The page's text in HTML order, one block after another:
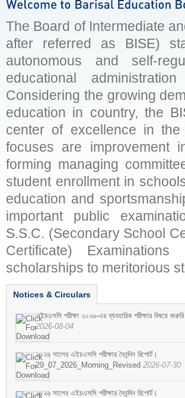
The Board of Intermediate
after referred as BISE)
autonomous and self-
educational
Considering the growing
education in country, the
center of excellence in
focuses are improvement
forming managing
student enrollment in
education and
important public
S.S.C. (Secondary School
Certificate)
scholarships to meritorious
Notices & Circulars
এইচএসসি পরীক্ষা ২০২৬-এর ব্যবহারিক পরীক্ষার বিষয়ে জরুরি
2026-08-04
২০২৬ সালের এইচএসসি পরীক্ষার দৈনন্দিন রিপোর্ট।
29_07_2026_Morning_Revised 2026-07-30
২০২৬ সালের এইচএসসি পরীক্ষার দৈনন্দিন রিপোর্ট।